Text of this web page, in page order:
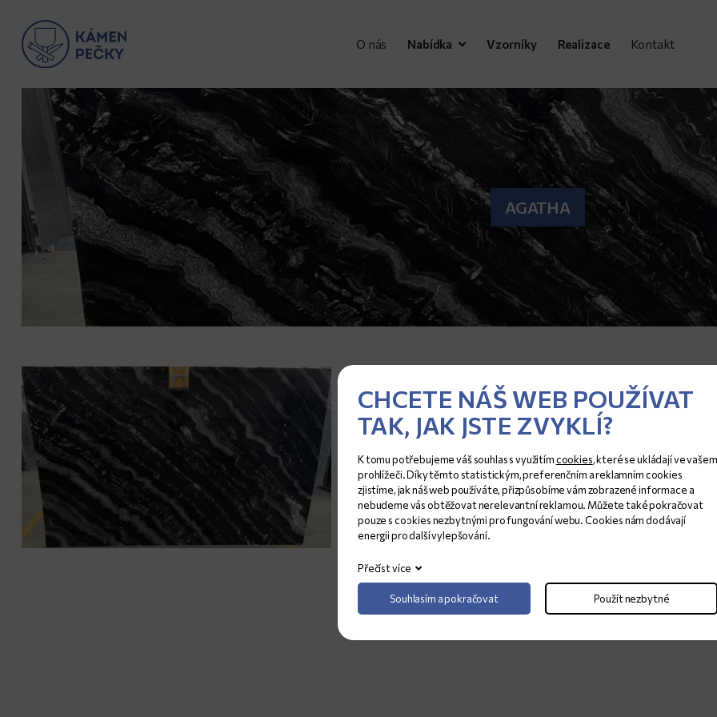
O nás Nabídka Vzorníky Realizace Kontakt
AGATHA
2 310x195
3 312x200
CHCETE NÁŠ WEB POUŽÍVAT
TAK, JAK JSTE ZVYKLÍ?
K tomu potřebujeme váš souhlas s využitímcookies, které se ukládají ve vašem
prohlížeči. Díky těmto statistickým, preferenčním a reklamním cookies
zjistíme, jak náš web používáte, přizpůsobíme vám zobrazené informace a
nebudeme vás obtěžovat nerelevantní reklamou. Můžete také pokračovat
pouze s cookies nezbytnými pro fungování webu. Cookies nám dodávají
energii pro další vylepšování.
Přečíst více
Souhlasím a pokračovat Použít nezbytné